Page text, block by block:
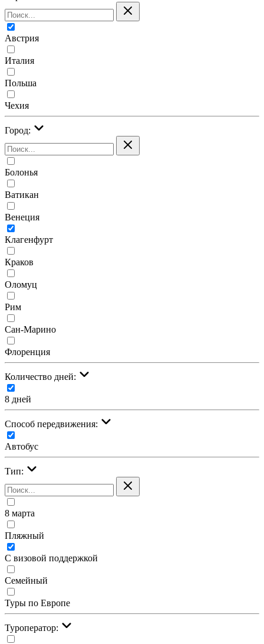
Австрия
Италия
Польша
Чехия
Город:
Болонья
Ватикан
Венеция
Клагенфурт
Краков
Оломуц
Рим
Сан-Марино
Флоренция
Количество дней:
8 дней
Cпособ передвижения:
Автобус
Тип:
8 марта
Пляжный
С визовой поддержкой
Семейный
Туры по Европе
Туроператор: